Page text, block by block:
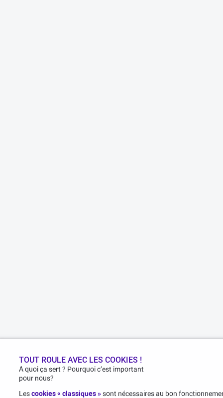
TOUT ROULE AVEC LES COOKIES !
A quoi ça sert ? Pourquoi c’est important
pour nous?
Lescookies « classiques »sont nécessaires au bon